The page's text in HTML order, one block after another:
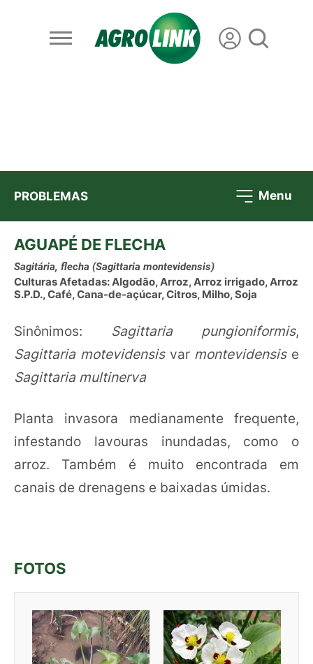
PROBLEMAS Menu
AGUAPÉ DE FLECHA
Sagitária, flecha (Sagittaria montevidensis)
Culturas Afetadas: Algodão, Arroz, Arroz irrigado, Arroz
S.P.D., Café, Cana-de-açúcar, Citros, Milho, Soja
Sinônimos: Sagittaria pungioniformis,
Sagittaria motevidensis var montevidensis e
Sagittaria multinerva
Planta invasora medianamente frequente,
infestando lavouras inundadas, como o
arroz. Também é muito encontrada em
canais de drenagens e baixadas úmidas.
FOTOS